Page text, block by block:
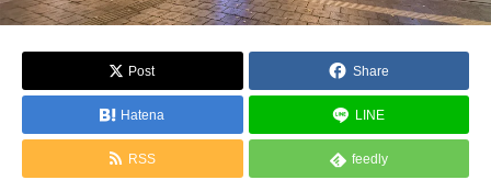
Post Share
Hatena LINE
RSS feedly